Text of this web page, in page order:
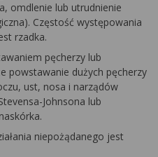
omdlenie lub utrudnienie
Częstość występowania
rzadka.
pęcherzy lub
powstawanie dużych pęcherzy
ust, nosa i narządów
Johnsona lub
niepożądanego jest